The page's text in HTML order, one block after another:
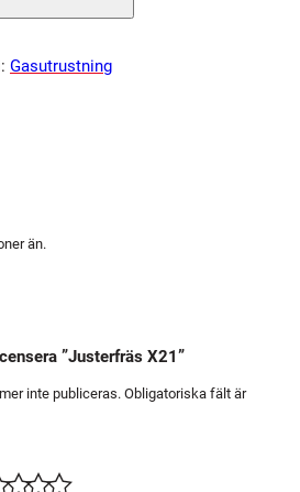
Gasutrustning
än.
”Justerfräs X21”
inte publiceras. Obligatoriska fält är